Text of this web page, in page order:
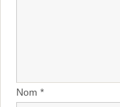
Nom *